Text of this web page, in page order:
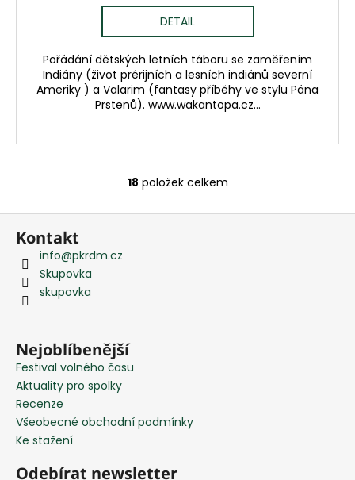
DETAIL
Pořádání dětských letních táboru se zaměřením
Indiány (život prérijních a lesních indiánů severní
Ameriky ) a Valarim (fantasy příběhy ve stylu Pána
Prstenů). www.wakantopa.cz...
O
v
i
18 položek celkem
Kontakt
info@pkrdm.cz
Skupovka
skupovka
Nejoblíbenější
Festival volného času
Aktuality pro spolky
Recenze
Všeobecné obchodní podmínky
Ke stažení
Odebírat newsletter